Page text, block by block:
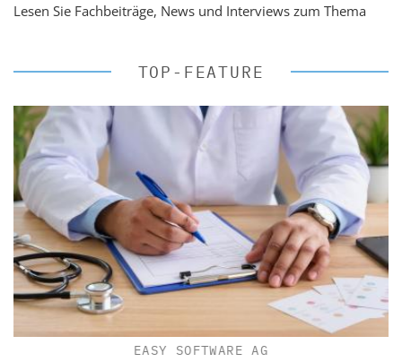
Lesen Sie Fachbeiträge, News und Interviews zum Thema
TOP-FEATURE
EASY SOFTWARE AG